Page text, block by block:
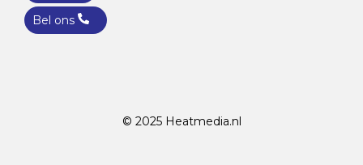
Bel ons
© 2025 Heatmedia.nl